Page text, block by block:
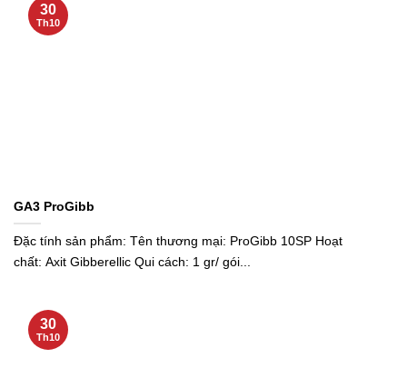
GA3 ProGibb
Đặc tính sản phẩm: Tên thương mại: ProGibb 10SP Hoạt
chất: Axit Gibberellic Qui cách: 1 gr/ gói...
30
Th10
30
Th10